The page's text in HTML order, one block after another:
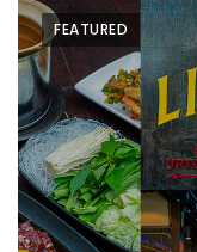
เดียว
FAIR
2017
เชียงใหม่
จัด
เต็ม
FEATURED